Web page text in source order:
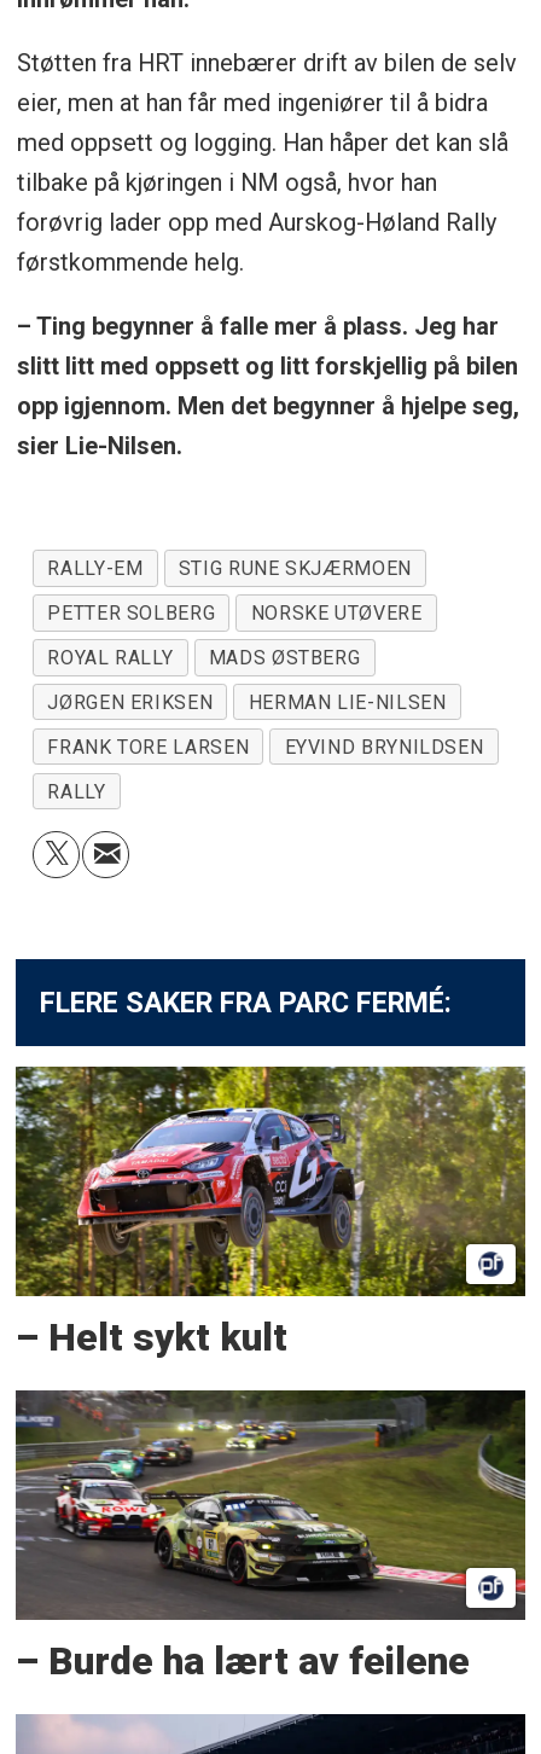
Støtten fra HRT innebærer drift av bilen de selv
eier, men at han får med ingeniører til å bidra
med oppsett og logging. Han håper det kan slå
tilbake på kjøringen i NM også, hvor han
forøvrig lader opp med Aurskog-Høland Rally
førstkommende helg.
– Ting begynner å falle mer å plass. Jeg har
slitt litt med oppsett og litt forskjellig på bilen
opp igjennom. Men det begynner å hjelpe seg,
sier Lie-Nilsen.
RALLY-EM
STIG RUNE SKJÆRMOEN
PETTER SOLBERG
NORSKE UTØVERE
ROYAL RALLY
MADS ØSTBERG
JØRGEN ERIKSEN
HERMAN LIE-NILSEN
FRANK TORE LARSEN
EYVIND BRYNILDSEN
RALLY
FLERE SAKER FRA PARC FERMÉ:
– Helt sykt kult
– Burde ha lært av feilene